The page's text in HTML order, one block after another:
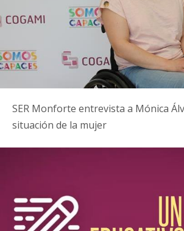
SER Monforte entrevista a Mónica
situación de la mujer